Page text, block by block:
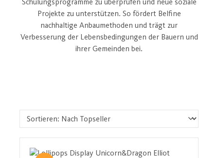
Schulungsprogramme zu überprüfen und neue soziale
Projekte zu unterstützen. So fördert Belfine
nachhaltige Anbaumethoden und trägt zur
Verbesserung der Lebensbedingungen der Bauern und
ihrer Gemeinden bei.